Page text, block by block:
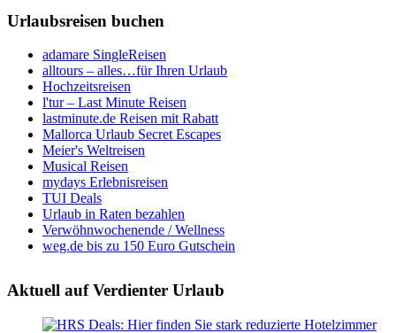
Urlaubsreisen buchen
adamare SingleReisen
alltours – alles…für Ihren Urlaub
Hochzeitsreisen
l'tur – Last Minute Reisen
lastminute.de Reisen mit Rabatt
Mallorca Urlaub Secret Escapes
Meier's Weltreisen
Musical Reisen
mydays Erlebnisreisen
TUI Deals
Urlaub in Raten bezahlen
Verwöhnwochenende / Wellness
weg.de bis zu 150 Euro Gutschein
Aktuell auf Verdienter Urlaub